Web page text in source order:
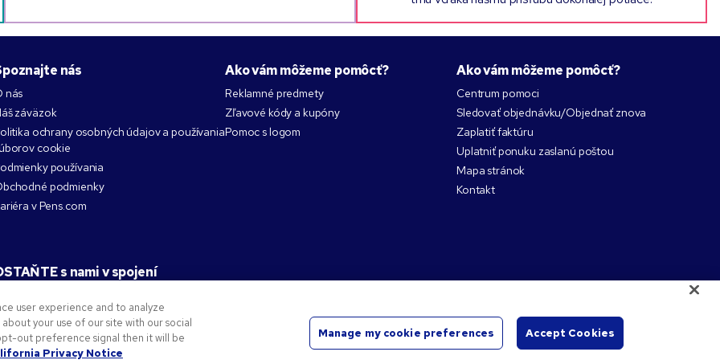
nás
nás
záväzok
ochrany osobných údajov a používania
cookie
používania
podmienky
v Pens.com
s nami v spojení
Ako vám môžeme pomôcť?
Reklamné predmety
Zľavové kódy a kupóny
Pomoc s logom
Ako vám môžeme pomôcť?
Centrum pomoci
Sledovať objednávku/Objednať znova
Zaplatiť faktúru
Uplatniť ponuku zaslanú poštou
Mapa stránok
Kontakt
známky spoločnosti National Pen. Všetky ostatné ochranné známky sú majetkom ich príslušných vlastníkov.
user experience and to analyze
your use of our site with our social
out preference signal then it will be
Privacy Notice
Manage my cookie preferences Accept Cookies